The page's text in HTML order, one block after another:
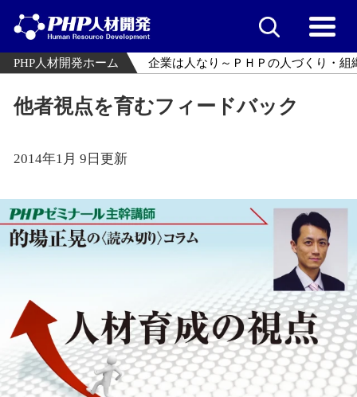
PHP人材開発ホーム 企業は人なり～ＰＨＰの人づくり・組
他者視点を育むフィードバック
2014年1月 9日更新